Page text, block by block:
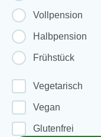
Vollpension
Halbpension
Frühstück
Vegetarisch
Vegan
Glutenfrei